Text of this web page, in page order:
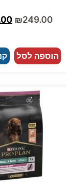
₪249.00
הוספה לסל